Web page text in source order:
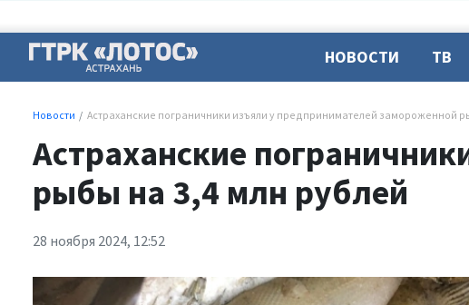
НОВОСТИ ТВ
Новости Астраханские пограничники изъяли у предпринимателей замороженной
Астраханские
рыбы на 3,4 млн рублей
28 ноября 2024, 12:52